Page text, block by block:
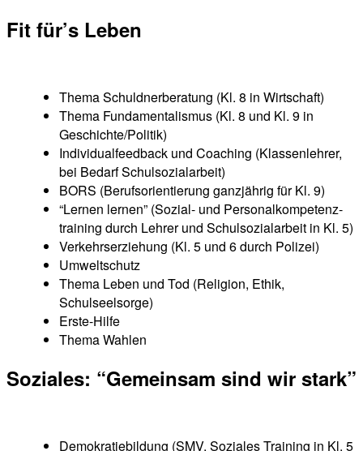
Fit für’s Leben
The­ma Schuld­ner­be­ra­tung (Kl. 8 in Wirtschaft)
The­ma Fun­da­men­ta­lis­mus (Kl. 8 und Kl. 9 in
Geschichte/Politik)
Indi­vi­du­al­fe­ed­back und Coa­ching (Klas­sen­leh­rer,
bei Bedarf Schulsozialarbeit)
BORS (Berufs­ori­en­tie­rung ganz­jäh­rig für Kl. 9)
“Ler­nen ler­nen” (Sozi­al- und Per­so­nal­kom­pe­tenz­
trai­ning durch Leh­rer und Schul­so­zi­al­ar­beit in Kl. 5)
Ver­kehrs­er­zie­hung (Kl. 5 und 6 durch Polizei)
Umwelt­schutz
The­ma Leben und Tod (Reli­gi­on, Ethik,
Schulseelsorge)
Ers­te-Hil­fe
The­ma Wahlen
Sozia­les: “Gemein­sam sind wir stark”
Demo­kra­tie­bil­dung (SMV, Sozia­les Trai­ning in Kl. 5